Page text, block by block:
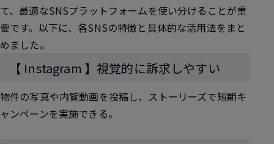
て、最適なSNSプラットフォームを使い分けることが重
要です。以下に、各SNSの特徴と具体的な活用法をまと
めました。
【 Instagram 】視覚的に訴求しやすい
物件の写真や内覧動画を投稿し、ストーリーズで短期キ
ャンペーンを実施できる。